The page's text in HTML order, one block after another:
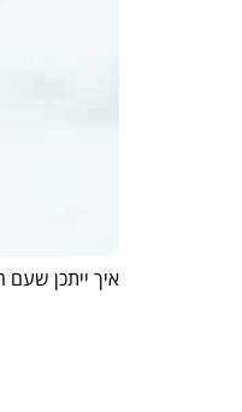
איך ייתכן